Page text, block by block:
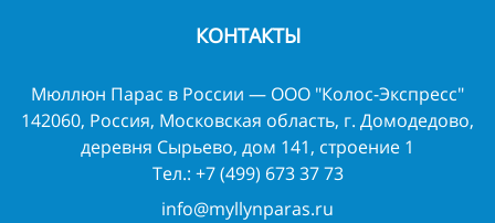
КОНТАКТЫ
Мюллюн Парас в России — ООО "Колос-Экспресс"
142060, Россия, Московская область, г. Домодедово,
деревня Сырьево, дом 141, строение 1
Тел.: +7 (499) 673 37 73
info@myllynparas.ru